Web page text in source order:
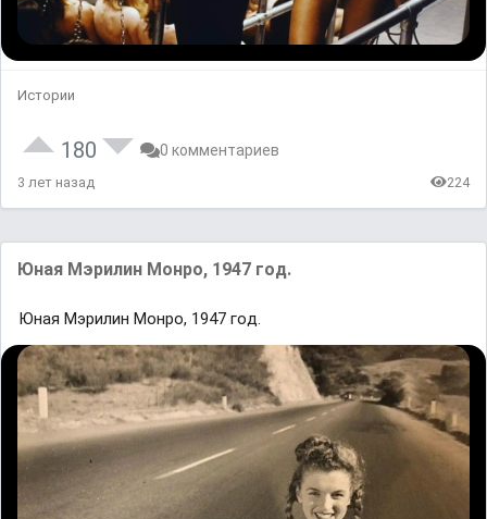
Истории
180 0 комментариев
3 лет назад 224
Юнaя Мэpилин Moнpo, 1947 гoд.
Юнaя Мэpилин Moнpo, 1947 гoд.